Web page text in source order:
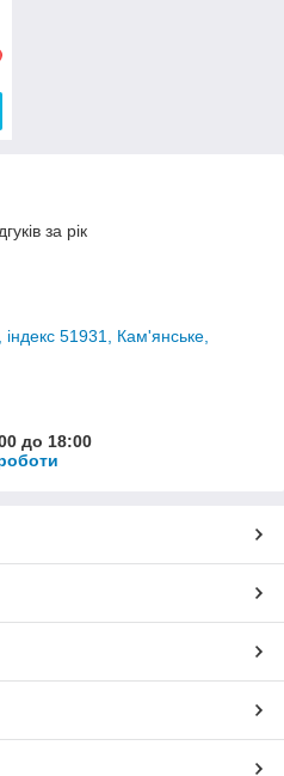
за рік
51931, Кам'янське,
до 18:00